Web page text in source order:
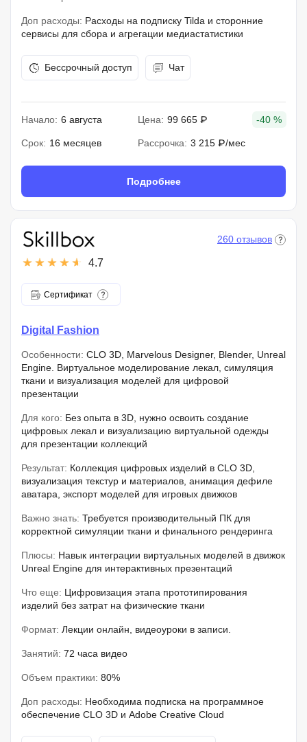
Доп расходы: Расходы на подписку Tilda и сторонние
сервисы для сбора и агрегации медиастатистики
Бессрочный доступ Чат
Начало: 6 августа Цена: 99 665 ₽ -40 %
Срок: 16 месяцев Рассрочка: 3 215 ₽/мес
Подробнее
4.7
260 отзывов
Сертификат
Digital Fashion
Особенности: CLO 3D, Marvelous Designer, Blender, Unreal
Engine. Виртуальное моделирование лекал, симуляция
ткани и визуализация моделей для цифровой
презентации
Для кого: Без опыта в 3D, нужно освоить создание
цифровых лекал и визуализацию виртуальной одежды
для презентации коллекций
Результат: Коллекция цифровых изделий в CLO 3D,
визуализация текстур и материалов, анимация дефиле
аватара, экспорт моделей для игровых движков
Важно знать: Требуется производительный ПК для
корректной симуляции ткани и финального рендеринга
Плюсы: Навык интеграции виртуальных моделей в движок
Unreal Engine для интерактивных презентаций
Что еще: Цифровизация этапа прототипирования
изделий без затрат на физические ткани
Формат: Лекции онлайн, видеоуроки в записи.
Занятий: 72 часа видео
Объем практики: 80%
Доп расходы: Необходима подписка на программное
обеспечение CLO 3D и Adobe Creative Cloud